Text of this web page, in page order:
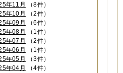
年11月
（8件）
年10月
（2件）
年09月
（6件）
年08月
（1件）
年07月
（2件）
年06月
（1件）
年05月
（3件）
年04月
（4件）